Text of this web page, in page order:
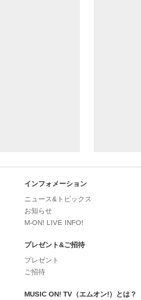
インフォメーション
ニュース&トピックス
お知らせ
M-ON! LIVE INFO!
プレゼント&ご招待
プレゼント
ご招待
MUSIC ON! TV（エムオン!）とは？